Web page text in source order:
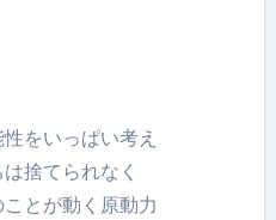
をいっぱい考え
捨てられなく
とが動く原動力